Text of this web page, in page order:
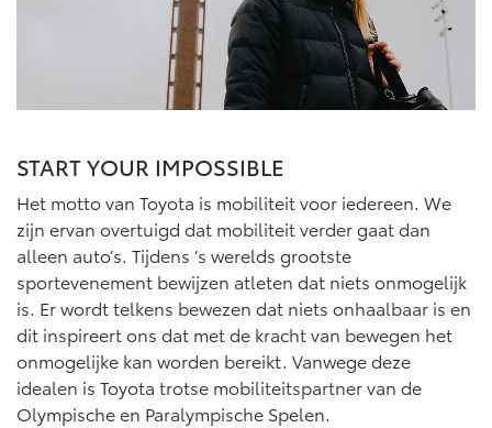
START YOUR IMPOSSIBLE
Het motto van Toyota is mobiliteit voor iedereen. We
zijn ervan overtuigd dat mobiliteit verder gaat dan
alleen auto’s. Tijdens ’s werelds grootste
sportevenement bewijzen atleten dat niets onmogelijk
is. Er wordt telkens bewezen dat niets onhaalbaar is en
dit inspireert ons dat met de kracht van bewegen het
onmogelijke kan worden bereikt. Vanwege deze
idealen is Toyota trotse mobiliteitspartner van de
Olympische en Paralympische Spelen.